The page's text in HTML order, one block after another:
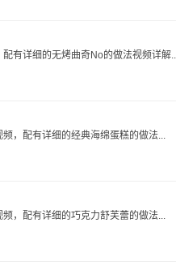
有详细的无烤曲奇No的做法视频详解
，配有详细的经典海绵蛋糕的做法...
，配有详细的巧克力舒芙蕾的做法...